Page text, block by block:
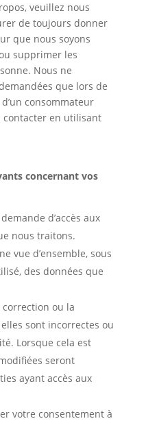
veuillez nous
de toujours donner
que nous soyons
supprimer les
Nous ne
que lors de
consommateur
contacter en utilisant
concernant vos
d’accès aux
nous traitons.
vue d’ensemble, sous
des données que
ou la
sont incorrectes ou
Lorsque cela est
seront
ayant accès aux
votre consentement à